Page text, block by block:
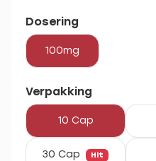
Dosering
100mg
Verpakking
10 Cap
30 Cap Hit